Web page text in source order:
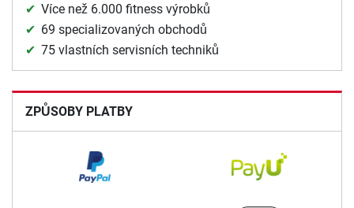
Více než 6.000 fitness výrobků
69 specializovaných obchodů
75 vlastních servisních techniků
ZPŮSOBY PLATBY